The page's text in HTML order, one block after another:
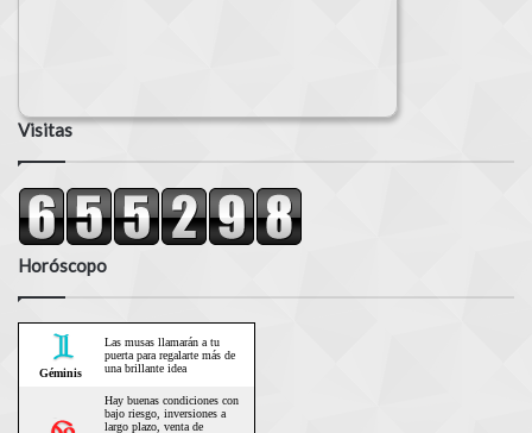
Visitas
Horóscopo